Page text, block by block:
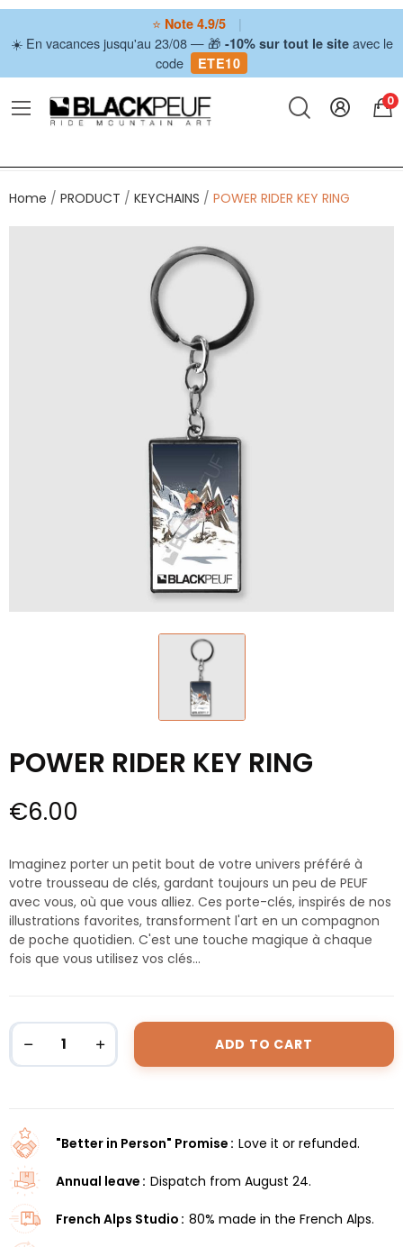
⭐ Note 4.9/5
|
☀️ En vacances jusqu'au 23/08 — 🎁 -10% sur tout le siteavec le
code
ETE10
0
Home PRODUCT KEYCHAINS POWER RIDER KEY RING
POWER RIDER KEY RING
€6.00
Imaginez porter un petit bout de votre univers préféré à
votre trousseau de clés, gardant toujours un peu de PEUF
avec vous, où que vous alliez. Ces porte-clés, inspirés de nos
illustrations favorites, transforment l'art en un compagnon
de poche quotidien. C'est une touche magique à chaque
fois que vous utilisez vos clés...
ADD TO CART
"Better in Person" Promise Love it or refunded.
Annual leave Dispatch from August 24.
French Alps Studio 80% made in the French Alps.